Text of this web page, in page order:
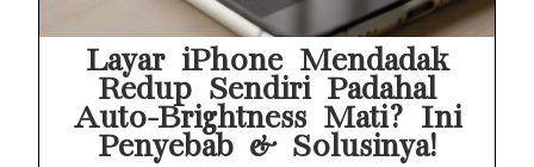
Layar iPhone Mendadak
Redup Sendiri Padahal
Auto-Brightness Mati? Ini
Penyebab & Solusinya!